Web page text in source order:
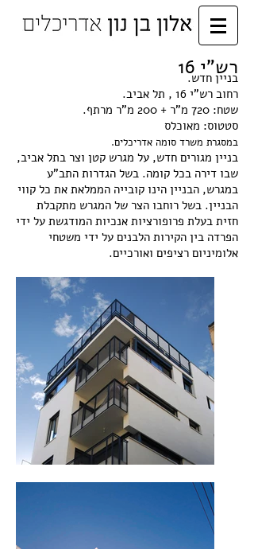
רש"י 16
בניין חדש.
רחוב רש"י 16 , תל אביב.
שטח: 720 מ"ר + 200 מ"ר מרתף.
סטטוס: מאוכלס
במסגרת משרד סומה אדריכלים.
בניין מגורים חדש, על מגרש קטן וצר בתל אביב,
שבו דירה בכל קומה. בשל הגדרות התב"ע
במגרש, הבניין הינו קובייה הממלאת את כל קווי
הבניין. בשל רוחבו הצר של המגרש מתקבלת
חזית בעלת פרופורציות אנכיות המודגשת על ידי
הפרדה בין הקירות הלבנים על ידי משטחי
אלומיניום רציפים ואורכיים.